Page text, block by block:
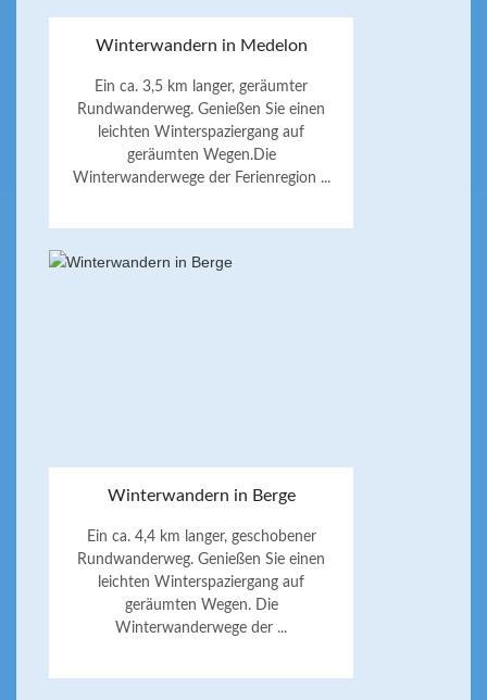
Winterwandern in Medelon
Ein ca. 3,5 km langer, geräumter
Rundwanderweg. Genießen Sie einen
leichten Winterspaziergang auf
geräumten Wegen.Die
Winterwanderwege der Ferienregion ...
Winterwandern in Berge
Ein ca. 4,4 km langer, geschobener
Rundwanderweg. Genießen Sie einen
leichten Winterspaziergang auf
geräumten Wegen. Die
Winterwanderwege der ...